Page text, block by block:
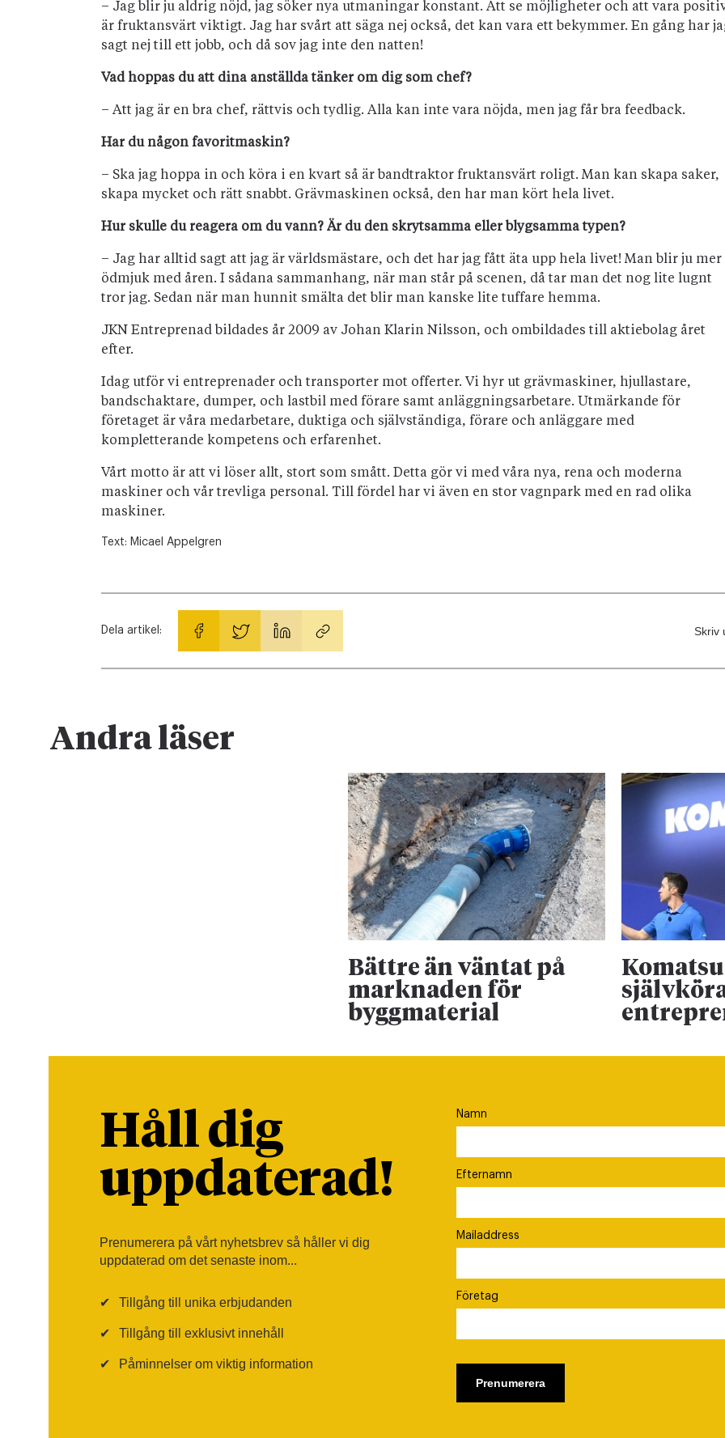
– Jag blir ju aldrig nöjd, jag söker nya utmaningar konstant. Att se möjligheter och att vara
är fruktansvärt viktigt. Jag har svårt att säga nej också, det kan vara ett bekymmer. En gång har
sagt nej till ett jobb, och då sov jag inte den natten!
Vad hoppas du att dina anställda tänker om dig som chef?
– Att jag är en bra chef, rättvis och tydlig. Alla kan inte vara nöjda, men jag får bra feedback.
Har du någon favoritmaskin?
– Ska jag hoppa in och köra i en kvart så är bandtraktor fruktansvärt roligt. Man kan skapa saker,
skapa mycket och rätt snabbt. Grävmaskinen också, den har man kört hela livet.
Hur skulle du reagera om du vann? Är du den skrytsamma eller blygsamma typen?
– Jag har alltid sagt att jag är världsmästare, och det har jag fått äta upp hela livet! Man blir ju mer
ödmjuk med åren. I sådana sammanhang, när man står på scenen, då tar man det nog lite lugnt
tror jag. Sedan när man hunnit smälta det blir man kanske lite tuffare hemma.
JKN Entreprenad bildades år 2009 av Johan Klarin Nilsson, och ombildades till aktiebolag året
efter.
Idag utför vi entreprenader och transporter mot offerter. Vi hyr ut grävmaskiner, hjullastare,
bandschaktare, dumper, och lastbil med förare samt anläggningsarbetare. Utmärkande för
företaget är våra medarbetare, duktiga och självständiga, förare och anläggare med
kompletterande kompetens och erfarenhet.
Vårt motto är att vi löser allt, stort som smått. Detta gör vi med våra nya, rena och moderna
maskiner och vår trevliga personal. Till fördel har vi även en stor vagnpark med en rad olika
maskiner.
Text: Micael Appelgren
Dela artikel: Skriv
Andra läser
Bättre än väntat på
marknaden för
byggmaterial
Håll dig
uppdaterad!
Prenumerera på vårt nyhetsbrev så håller vi dig
uppdaterad om det senaste inom...
✔ Tillgång till unika erbjudanden
✔ Tillgång till exklusivt innehåll
✔ Påminnelser om viktig information
Namn
Efternamn
Mailaddress
Företag